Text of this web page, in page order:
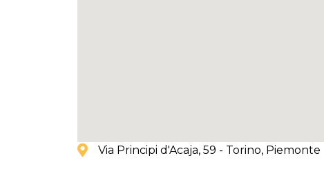
Via Principi d'Acaja, 59 - Torino, Piemonte